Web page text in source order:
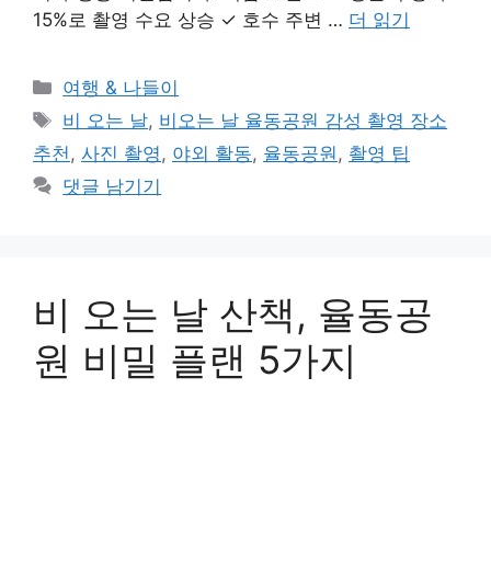
15%로 촬영 수요 상승 ✓ 호수 주변 … 더 읽기
카
테
리
여행 & 나들이
태
그
비 오는 날, 비오는 날 율동공원 감성 촬영 장소
추천, 사진 촬영, 야외 활동, 율동공원, 촬영 팁
댓글 남기기
비 오는 날 산책, 율동공
원 비밀 플랜 5가지